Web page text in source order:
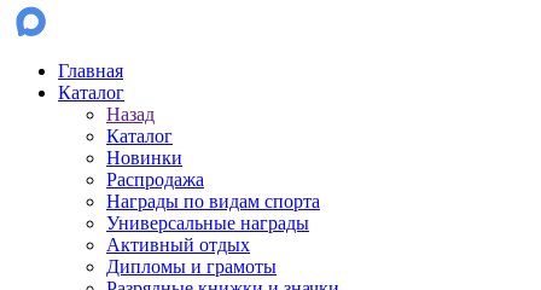
Главная
Каталог
Назад
Каталог
Новинки
Распродажа
Награды по видам спорта
Универсальные награды
Активный отдых
Дипломы и грамоты